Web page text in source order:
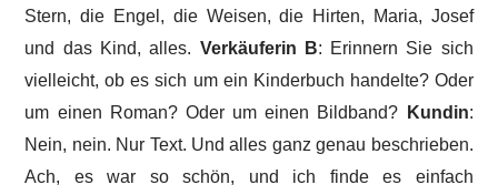
Stern, die Engel, die Weisen, die Hirten, Maria, Josef
und das Kind, alles. Verkäuferin B: Erinnern Sie sich
vielleicht, ob es sich um ein Kinderbuch handelte? Oder
um einen Roman? Oder um einen Bildband?
Kundin:
Nein, nein. Nur Text. Und alles ganz genau beschrieben.
Ach, es war so schön, und ich finde es einfach